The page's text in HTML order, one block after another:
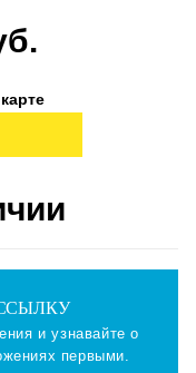
и узнавайте о
первыми.